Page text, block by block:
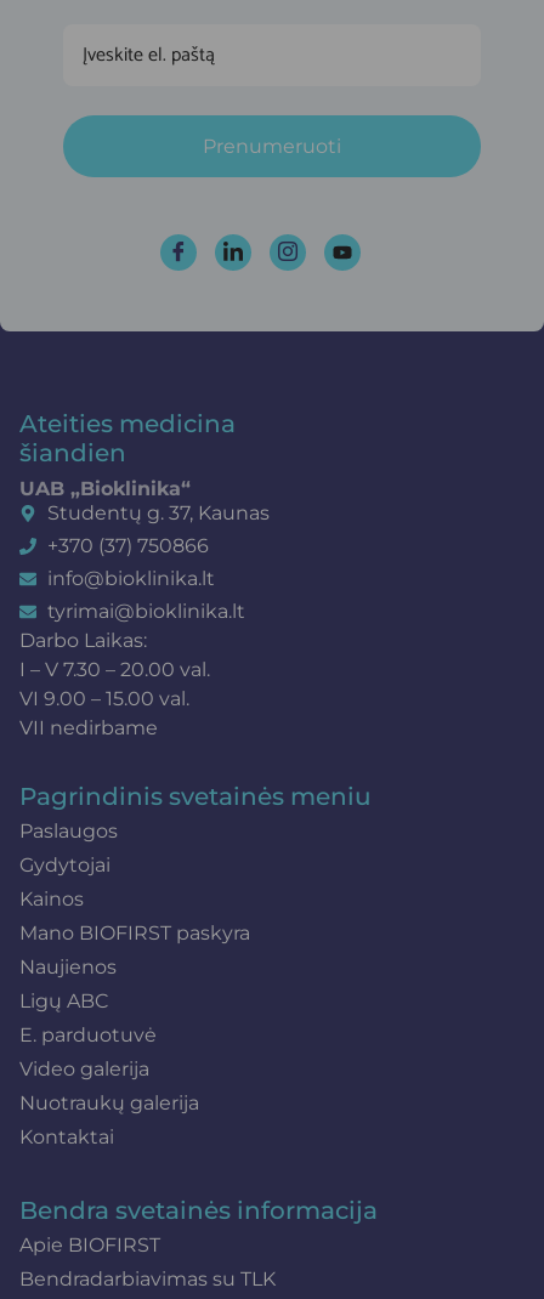
Prenumeruoti
Ateities medicina
šiandien
UAB „Bioklinika“
Studentų g. 37, Kaunas
+370 (37) 750866
info@bioklinika.lt
tyrimai@bioklinika.lt
Darbo Laikas:
I – V 7.30 – 20.00 val.
VI 9.00 – 15.00 val.
VII nedirbame
Pagrindinis svetainės meniu
Paslaugos
Gydytojai
Kainos
Mano BIOFIRST paskyra
Naujienos
Ligų ABC
E. parduotuvė
Video galerija
Nuotraukų galerija
Kontaktai
Bendra svetainės informacija
Apie BIOFIRST
Bendradarbiavimas su TLK